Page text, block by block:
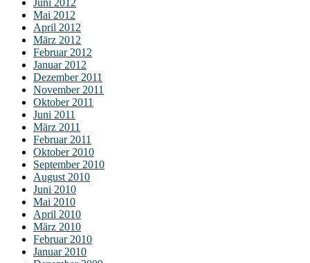
Juni 2012
Mai 2012
April 2012
März 2012
Februar 2012
Januar 2012
Dezember 2011
November 2011
Oktober 2011
Juni 2011
März 2011
Februar 2011
Oktober 2010
September 2010
August 2010
Juni 2010
Mai 2010
April 2010
März 2010
Februar 2010
Januar 2010